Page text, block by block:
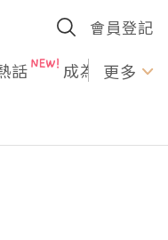
會員登記
話 成為U更多